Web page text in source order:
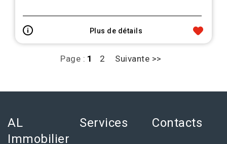
Plus de détails
Page : 1 2 Suivante >>
AL
Immobilier
Services Contacts